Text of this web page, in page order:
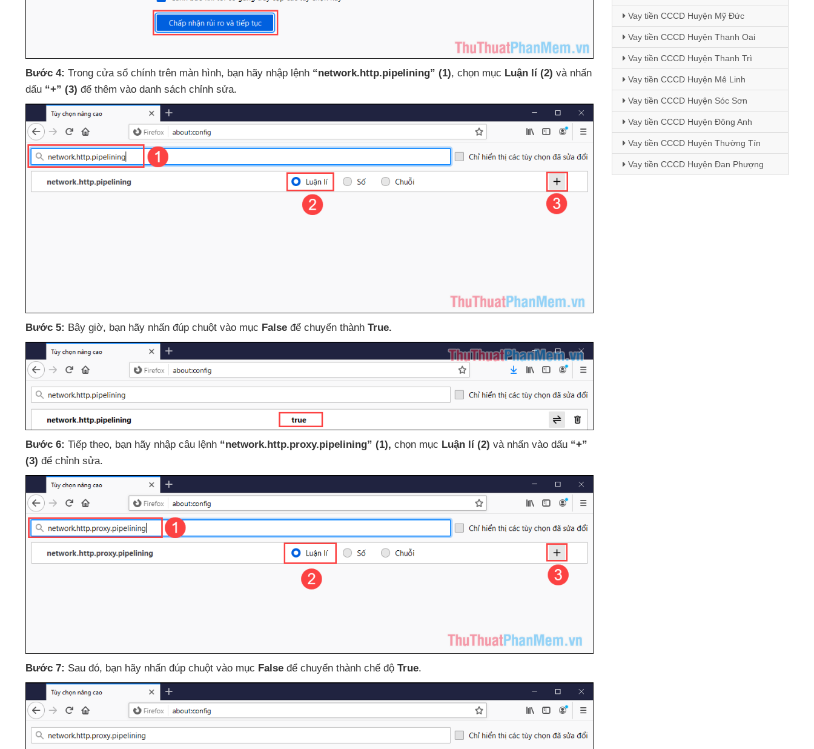
Bước 4: Trong cửa sổ chính trên màn hình, bạn hãy nhập lệnh “network.http.pipelining” (1), chọn mục Luận lí (2) và nhấn
dấu “+” (3) để thêm vào danh sách chỉnh sửa.
Bước 5: Bây giờ, bạn hãy nhấn đúp chuột vào mục False để chuyển thành True.
Bước 6: Tiếp theo, bạn hãy nhập câu lệnh “network.http.proxy.pipelining” (1), chọn mục Luận lí (2) và nhấn vào dấu “+”
(3) để chỉnh sửa.
Bước 7: Sau đó, bạn hãy nhấn đúp chuột vào mục False để chuyển thành chế độ True.
Vay tiền CCCD Huyện Mỹ Đức
Vay tiền CCCD Huyện Thanh Oai
Vay tiền CCCD Huyện Thanh Trì
Vay tiền CCCD Huyện Mê Linh
Vay tiền CCCD Huyện Sóc Sơn
Vay tiền CCCD Huyện Đông Anh
Vay tiền CCCD Huyện Thường Tín
Vay tiền CCCD Huyện Đan Phượng